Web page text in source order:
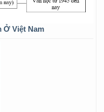
Ở Việt Nam